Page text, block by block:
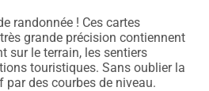
randonnée ! Ces cartes
grande précision contiennent
sur le terrain, les sentiers
touristiques. Sans oublier la
par des courbes de niveau.